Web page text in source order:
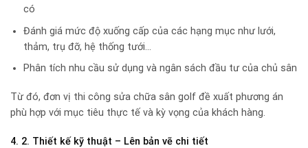
có
Đánh giá mức độ xuống cấp của các hạng mục như lưới,
thảm, trụ đỡ, hệ thống tưới…
Phân tích nhu cầu sử dụng và ngân sách đầu tư của chủ sân
Từ đó, đơn vị thi công sửa chữa sân golf đề xuất phương án
phù hợp với mục tiêu thực tế và kỳ vọng của khách hàng.
4. 2. Thiết kế kỹ thuật – Lên bản vẽ chi tiết